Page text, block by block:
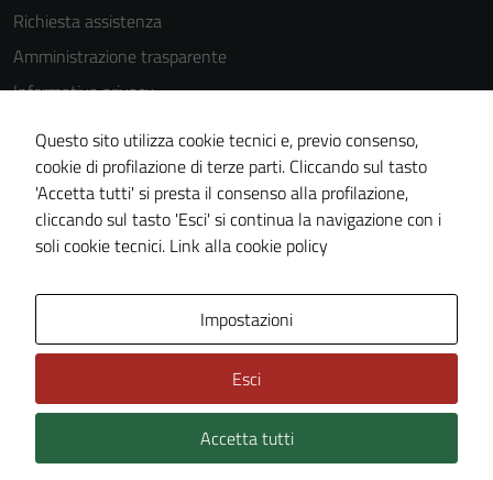
Richiesta assistenza
Amministrazione trasparente
Informativa privacy
Cookie Policy
Note legali
Dichiarazione di accessibilità
Piano di miglioramento del sito
Technical Design s.r.l.
Questo sito utilizza cookie tecnici e, previo consenso,
cookie di profilazione di terze parti. Cliccando sul tasto
'Accetta tutti' si presta il consenso alla profilazione,
cliccando sul tasto 'Esci' si continua la navigazione con i
soli cookie tecnici. Link alla cookie policy
Impostazioni
Esci
Accetta tutti
personali.